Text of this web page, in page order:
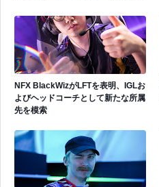
NFX BlackWizがLFTを表明、IGLお
よびヘッドコーチとして新たな所属
先を模索